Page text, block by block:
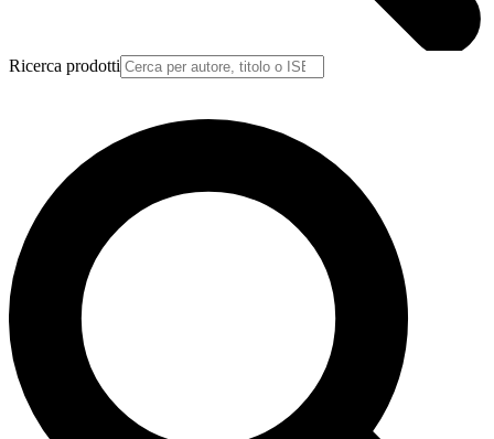
Ricerca prodotti